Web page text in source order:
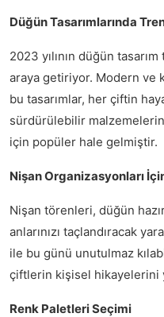
Düğün Tasarımlarında
2023 yılının düğün
araya getiriyor. Modern ve
bu tasarımlar, her çiftin
sürdürülebilir
için popüler hale gelmiştir.
Nişan Organizasyonları
Nişan törenleri, düğün
anlarınızı taçlandıracak
ile bu günü unutulmaz
çiftlerin kişisel hikayelerini
Renk Paletleri Seçimi